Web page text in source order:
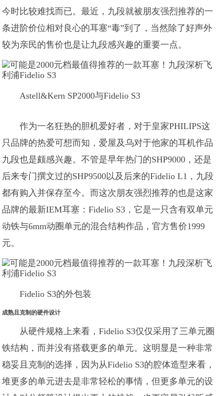
今时比较难找而已。最近，九段就被朋友强烈推荐的一
条进阶价位相对良心的耳塞“毒”到了，当然除了好声外
较为亲民的售价也是让九段感兴趣的重要一点。
Astell&Kern SP2000与Fidelio S3
作为一名狂热的胆机爱好者，对于皇家PHILIPS这
只品牌的热爱可想而知，爱屋及乌对于他家的耳机作品
九段也是颇感兴趣。不管是早年热门的SHP9000，还是
后来专门撰文过的SHP9500以及后来的Fidelio L1，九段
都有购入并保存至今。而这次朋友强烈推荐的也是这家
品牌的最新IEM耳塞：Fidelio S3，它是一只含有双单元
动铁与6mm动圈单元的混合结构作品，官方售价1999
元。
Fidelio S3的外包装
成熟且克制的硬件设计
从硬件规格上来看，Fidelio S3仅仅采用了三单元圈
铁结构，而并没有搭载更多的单元。这明显是一种非常
稳妥且克制的选择，因为从Fidelio S3的腔体造型来看，
堆更多的单元进去是非常轻松的事情，但更多单元的设